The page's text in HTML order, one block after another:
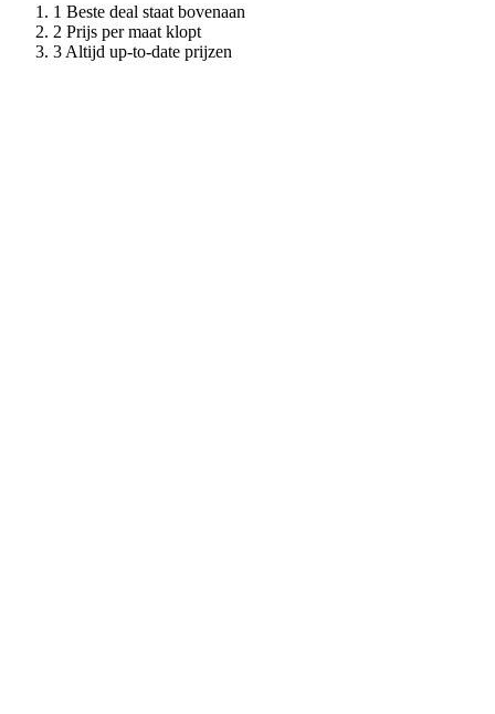
Beste deal staat bovenaan
Prijs per maat klopt
Altijd up-to-date prijzen